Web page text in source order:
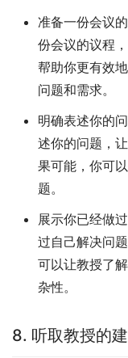
准备一份会议
份会议的议程
帮助你更有效
问题和需求。
明确表述你的
述你的问题，
果可能，你可
题。
展示你已经做
过自己解决问
可以让教授了
杂性。
8. 听取教授的